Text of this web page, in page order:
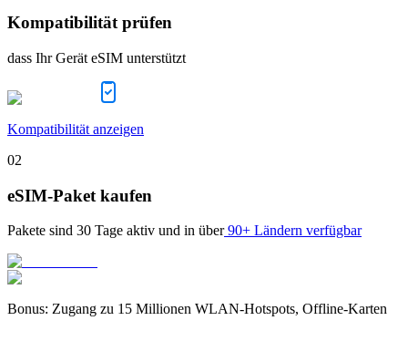
Kompatibilität prüfen
dass Ihr Gerät eSIM unterstützt
Kompatibilität anzeigen
02
eSIM-Paket kaufen
Pakete sind 30 Tage aktiv und in über 90+ Ländern verfügbar
Bonus: Zugang zu 15 Millionen WLAN-Hotspots, Offline-Karten